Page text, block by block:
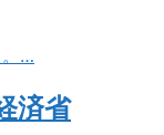
。…
済省